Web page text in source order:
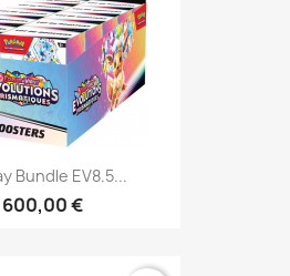
Bundle EV8.5...
600,00 €